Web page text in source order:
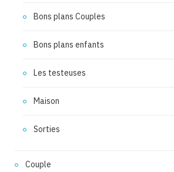
Bons plans Couples
Bons plans enfants
Les testeuses
Maison
Sorties
Couple